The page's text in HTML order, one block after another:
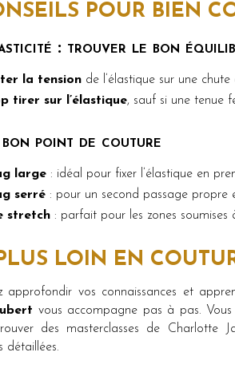
POUR BIEN
: trouver le bon
la tension de l’élastique sur une
tirer sur l’élastique, sauf si une tenue
point de couture
large : idéal pour fixer l’élastique en
serré : pour un second passage propre
stretch : parfait pour les zones soumises
LOIN EN
approfondir vos connaissances et
vous accompagne pas à pas.
des masterclasses de Charlotte
détaillées.